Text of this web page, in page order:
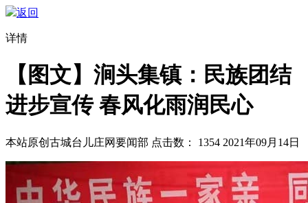
返回
详情
【图文】涧头集镇：民族团结
进步宣传 春风化雨润民心
本站原创 古城台儿庄网要闻部 点击数： 1354 2021年09月14日